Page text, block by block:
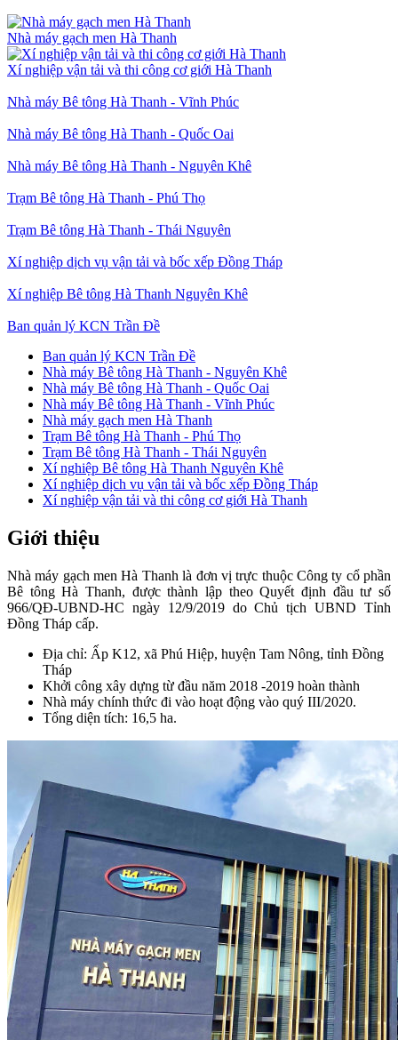
Nhà máy gạch men Hà Thanh
Xí nghiệp vận tải và thi công cơ giới Hà Thanh
Nhà máy Bê tông Hà Thanh - Vĩnh Phúc
Nhà máy Bê tông Hà Thanh - Quốc Oai
Nhà máy Bê tông Hà Thanh - Nguyên Khê
Trạm Bê tông Hà Thanh - Phú Thọ
Trạm Bê tông Hà Thanh - Thái Nguyên
Xí nghiệp dịch vụ vận tải và bốc xếp Đồng Tháp
Xí nghiệp Bê tông Hà Thanh Nguyên Khê
Ban quản lý KCN Trần Đề
thành
Ban quản lý KCN Trần Đề
Nhà máy Bê tông Hà Thanh - Nguyên Khê
Nhà máy Bê tông Hà Thanh - Quốc Oai
Nhà máy Bê tông Hà Thanh - Vĩnh Phúc
Nhà máy gạch men Hà Thanh
Trạm Bê tông Hà Thanh - Phú Thọ
Trạm Bê tông Hà Thanh - Thái Nguyên
Xí nghiệp Bê tông Hà Thanh Nguyên Khê
Xí nghiệp dịch vụ vận tải và bốc xếp Đồng Tháp
Xí nghiệp vận tải và thi công cơ giới Hà Thanh
Giới thiệu
Nhà máy gạch men Hà Thanh là đơn vị trực thuộc Công ty cổ phần
Bê tông Hà Thanh, được thành lập theo Quyết định đầu tư số
966/QĐ-UBND-HC ngày 12/9/2019 do Chủ tịch UBND Tỉnh
Đồng Tháp cấp.
Địa chỉ: Ấp K12, xã Phú Hiệp, huyện Tam Nông, tỉnh Đồng
Tháp
Khởi công xây dựng từ đầu năm 2018 -2019 hoàn thành
Nhà máy chính thức đi vào hoạt động vào quý III/2020.
Tổng diện tích: 16,5 ha.